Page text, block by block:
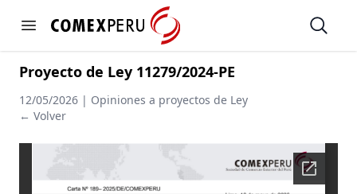
Open menu
https://www.comexperu.org.pe Open
Proyecto de Ley 11279/2024-PE
12/05/2026 | Opiniones a proyectos de Ley
← Volver